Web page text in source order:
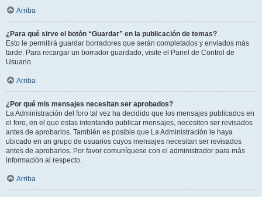
Arriba
¿Para qué sirve el botón “Guardar” en la publicación de temas?
Esto le permitirá guardar borradores que serán completados y enviados más
tarde. Para recargar un borrador guardado, visite el Panel de Control de
Usuario.
Arriba
¿Por qué mis mensajes necesitan ser aprobados?
La Administración del foro tal vez ha decidido que los mensajes publicados en
el foro, en el que estas intentando publicar mensajes, necesiten ser revisados
antes de aprobarlos. También es posible que La Administración le haya
ubicado en un grupo de usuarios cuyos mensajes necesitan ser revisados
antes de aprobarlos. Por favor comuníquese con el administrador para más
información al respecto.
Arriba